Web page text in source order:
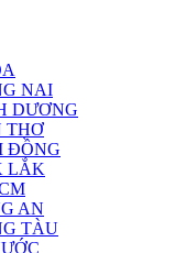
NAI
DƯƠNG
THƠ
ĐỒNG
LẮK
AN
TÀU